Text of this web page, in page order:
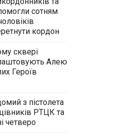
сотням
кордон
сквері
Алею
Героїв
з пістолета
РТЦК та
четверо